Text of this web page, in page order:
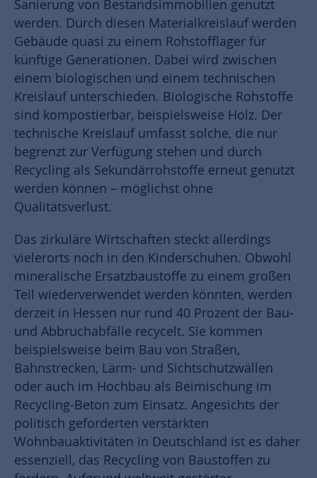
Sanierung von Bestandsimmobilien genutzt
werden. Durch diesen Materialkreislauf werden
Gebäude quasi zu einem Rohstofflager für
künftige Generationen. Dabei wird zwischen
einem biologischen und einem technischen
Kreislauf unterschieden. Biologische Rohstoffe
sind kompostierbar, beispielsweise Holz. Der
technische Kreislauf umfasst solche, die nur
begrenzt zur Verfügung stehen und durch
Recycling als Sekundärrohstoffe erneut genutzt
werden können – möglichst ohne
Qualitätsverlust.
Das zirkuläre Wirtschaften steckt allerdings
vielerorts noch in den Kinderschuhen. Obwohl
mineralische Ersatzbaustoffe zu einem großen
Teil wiederverwendet werden könnten, werden
derzeit in Hessen nur rund 40 Prozent der Bau-
und Abbruchabfälle recycelt. Sie kommen
beispielsweise beim Bau von Straßen,
Bahnstrecken, Lärm- und Sichtschutzwällen
oder auch im Hochbau als Beimischung im
Recycling-Beton zum Einsatz. Angesichts der
politisch geforderten verstärkten
Wohnbauaktivitäten in Deutschland ist es daher
essenziell, das Recycling von Baustoffen zu